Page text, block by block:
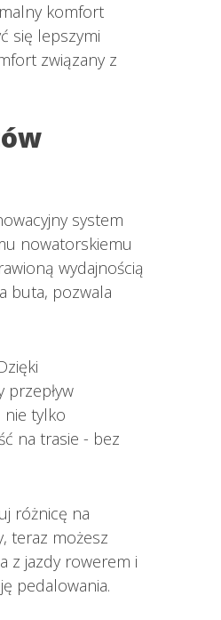
komfort
się lepszymi
związany z
system
nowatorskiemu
wydajnością
buta, pozwala
nie tylko
na trasie - bez
różnicę na
teraz możesz
z jazdy rowerem i
pedalowania.